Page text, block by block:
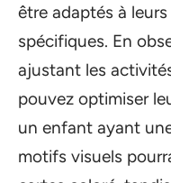
être adaptés à
spécifiques. En
ajustant les
pouvez optimiser
un enfant ayant
motifs visuels